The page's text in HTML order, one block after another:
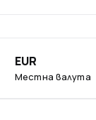
Местна валута
EUR